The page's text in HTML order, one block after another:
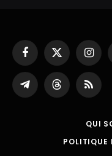
Facebook
X
(Twitter)
Partager
sur
ThreadsRSS
QUI
POLITIQUE